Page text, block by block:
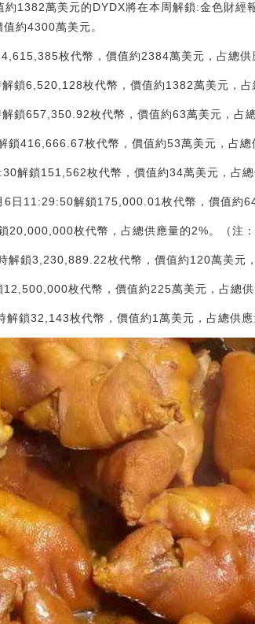
1382萬美元的DYDX將在本周解鎖:金色財
約4300萬美元。
枚代幣，價值約2384萬美元，占總供
鎖6,520,128枚代幣，價值約1382萬美元，
鎖657,350.92枚代幣，價值約63萬美元，占
416,666.67枚代幣，價值約53萬美元，占總
解鎖151,562枚代幣，價值約34萬美元，占總
日11:29:50解鎖175,000.01枚代幣，價值約
枚代幣，占總供應量的2%。（注：
鎖3,230,889.22枚代幣，價值約120萬美元
枚代幣，價值約225萬美元，占總供
鎖32,143枚代幣，價值約1萬美元，占總供